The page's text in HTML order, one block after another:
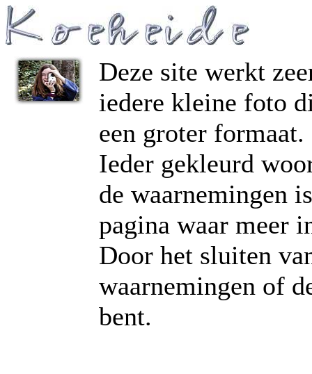
Deze site werkt
iedere kleine foto
een groter formaat.
Ieder gekleurd
de waarnemingen
pagina waar meer
Door het sluiten
waarnemingen of
bent.